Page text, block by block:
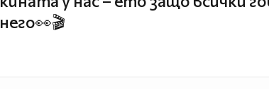
него👀🎬